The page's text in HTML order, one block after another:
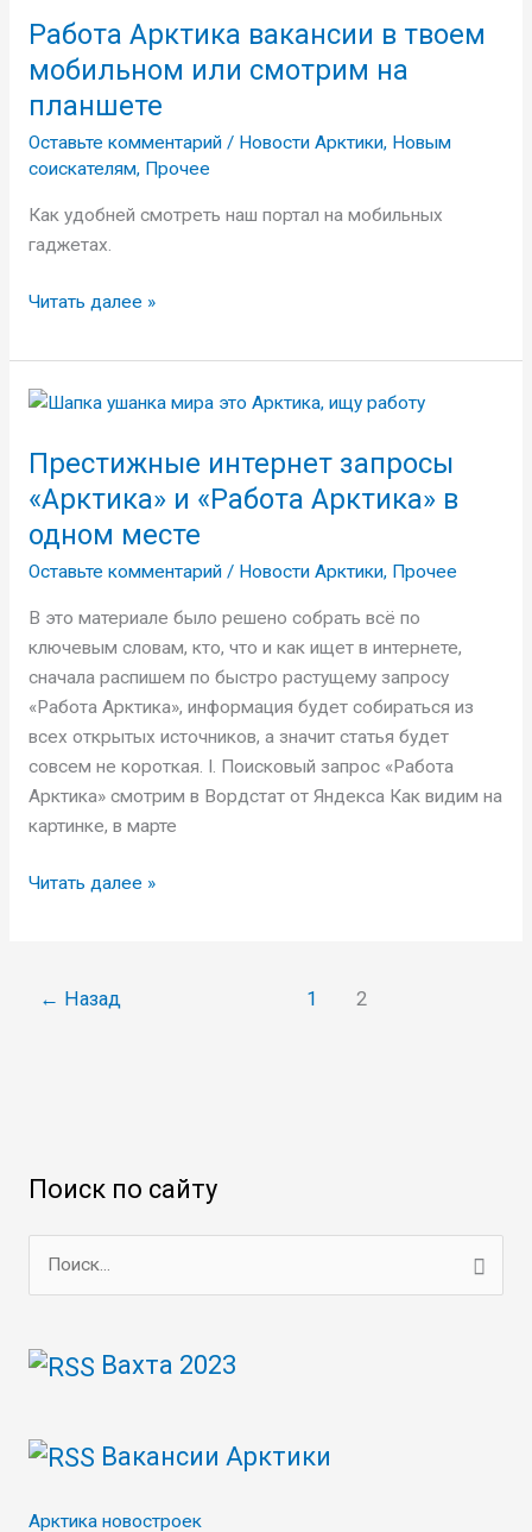
Работа Арктика вакансии в твоем
мобильном или смотрим на
планшете
Оставьте комментарий / Новости Арктики, Новым
соискателям, Прочее
Как удобней смотреть наш портал на мобильных
гаджетах.
в
твоем
или
смотрим
на
планшете
Читать далее »
Престижные интернет запросы
«Арктика» и «Работа Арктика» в
одном месте
Оставьте комментарий / Новости Арктики, Прочее
В это материале было решено собрать всё по
ключевым словам, кто, что и как ищет в интернете,
сначала распишем по быстро растущему запросу
«Работа Арктика», информация будет собираться из
всех открытых источников, а значит статья будет
совсем не короткая. I. Поисковый запрос «Работа
Арктика» смотрим в Вордстат от Яндекса Как видим на
картинке, в марте
Престижные
запросы
«Арктика»
«Работа
Арктика»
в
одном
месте
Читать далее »
← Назад 1 2
Поиск по сайту
и
:
Вахта 2023
Вакансии Арктики
Арктика новостроек